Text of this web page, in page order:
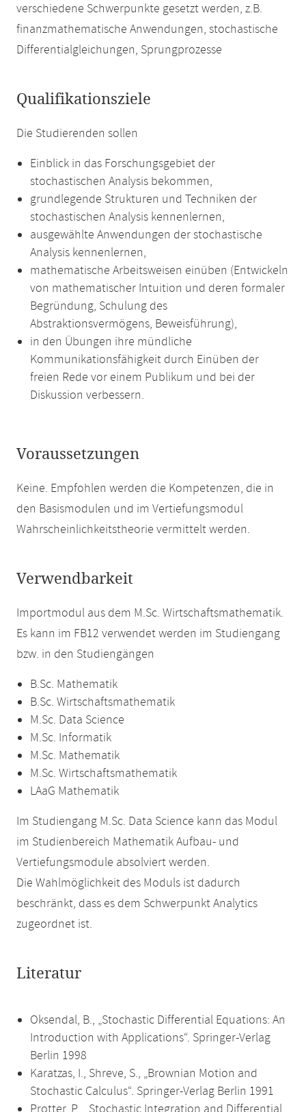
verschiedene Schwerpunkte gesetzt werden, z.B.
finanzmathematische Anwendungen, stochastische
Differentialgleichungen, Sprungprozesse
Qualifikationsziele
Die Studierenden sollen
Einblick in das Forschungsgebiet der
stochastischen Analysis bekommen,
grundlegende Strukturen und Techniken der
stochastischen Analysis kennenlernen,
ausgewählte Anwendungen der stochastische
Analysis kennenlernen,
mathematische Arbeitsweisen einüben (Entwickeln
von mathematischer Intuition und deren formaler
Begründung, Schulung des
Abstraktionsvermögens, Beweisführung),
in den Übungen ihre mündliche
Kommunikationsfähigkeit durch Einüben der
freien Rede vor einem Publikum und bei der
Diskussion verbessern.
Voraussetzungen
Keine. Empfohlen werden die Kompetenzen, die in
den Basismodulen und im Vertiefungsmodul
Wahrscheinlichkeitstheorie vermittelt werden.
Verwendbarkeit
Importmodul aus dem M.Sc. Wirtschaftsmathematik.
Es kann im FB12 verwendet werden im Studiengang
bzw. in den Studiengängen
B.Sc. Mathematik
B.Sc. Wirtschaftsmathematik
M.Sc. Data Science
M.Sc. Informatik
M.Sc. Mathematik
M.Sc. Wirtschaftsmathematik
LAaG Mathematik
Im Studiengang M.Sc. Data Science kann das Modul
im Studienbereich Mathematik Aufbau- und
Vertiefungsmodule absolviert werden.
Die Wahlmöglichkeit des Moduls ist dadurch
beschränkt, dass es dem Schwerpunkt Analytics
zugeordnet ist.
Literatur
Oksendal, B., „Stochastic Differential Equations: An
Introduction with Applications“. Springer-Verlag
Berlin 1998
Karatzas, I., Shreve, S., „Brownian Motion and
Stochastic Calculus“. Springer-Verlag Berlin 1991